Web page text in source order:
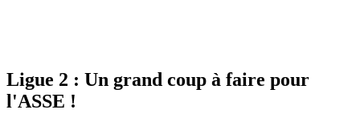
Ligue 2 : Un grand coup à faire pour
l'ASSE !